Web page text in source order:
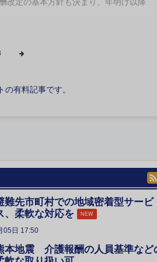
有料記事です。
難先市町村での地域密着型サービ
、柔軟な対応を
NEW
05日 17:50
本地震 介護報酬の人員基準など